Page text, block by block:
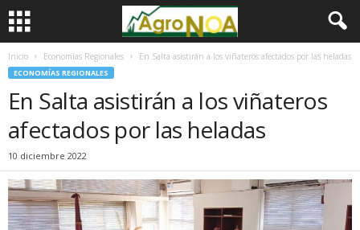
Inicio Economías Regionales En Salta asistirán a los viñateros afectados por las heladas
ECONOMÍAS REGIONALES
En Salta asistirán a los viñateros
afectados por las heladas
10 diciembre 2022